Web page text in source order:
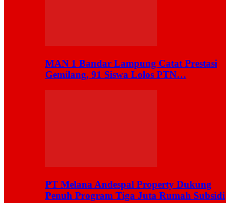
MAN 1 Bandar Lampung Catat Prestasi
Gemilang, 91 Siswa Lolos PTN…
PT Melana Andespal Property Dukung
Penuh Program Tiga Juta Rumah Subsidi